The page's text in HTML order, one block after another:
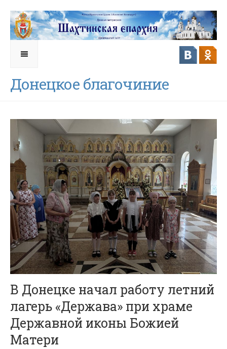
Донецкое благочиние
В Донецке начал работу летний
лагерь «Держава» при храме
Державной иконы Божией
Матери